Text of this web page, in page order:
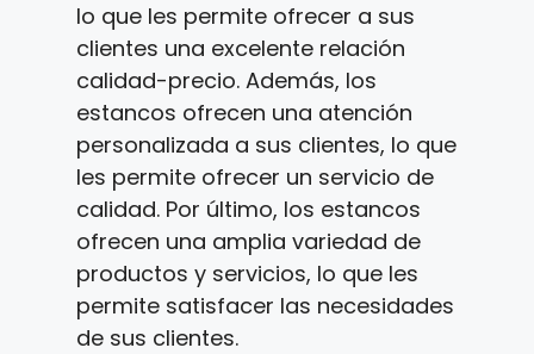
lo que les permite ofrecer a sus
clientes una excelente relación
calidad-precio. Además, los
estancos ofrecen una atención
personalizada a sus clientes, lo que
les permite ofrecer un servicio de
calidad. Por último, los estancos
ofrecen una amplia variedad de
productos y servicios, lo que les
permite satisfacer las necesidades
de sus clientes.